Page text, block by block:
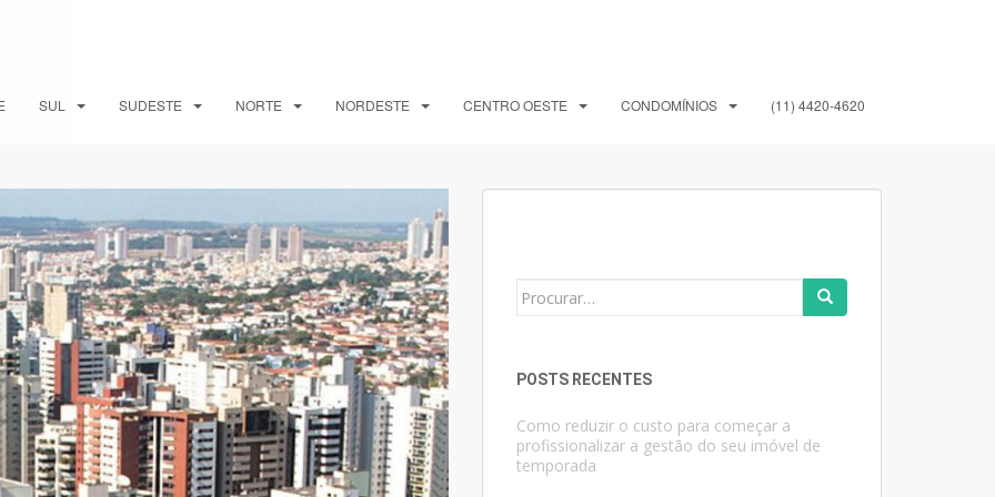
SUL SUDESTE NORTE NORDESTE CENTRO OESTE CONDOMÍNIOS (11) 4420-4620
Search
POSTS RECENTES
Como reduzir o custo para começar a
profissionalizar a gestão do seu imóvel de
temporada